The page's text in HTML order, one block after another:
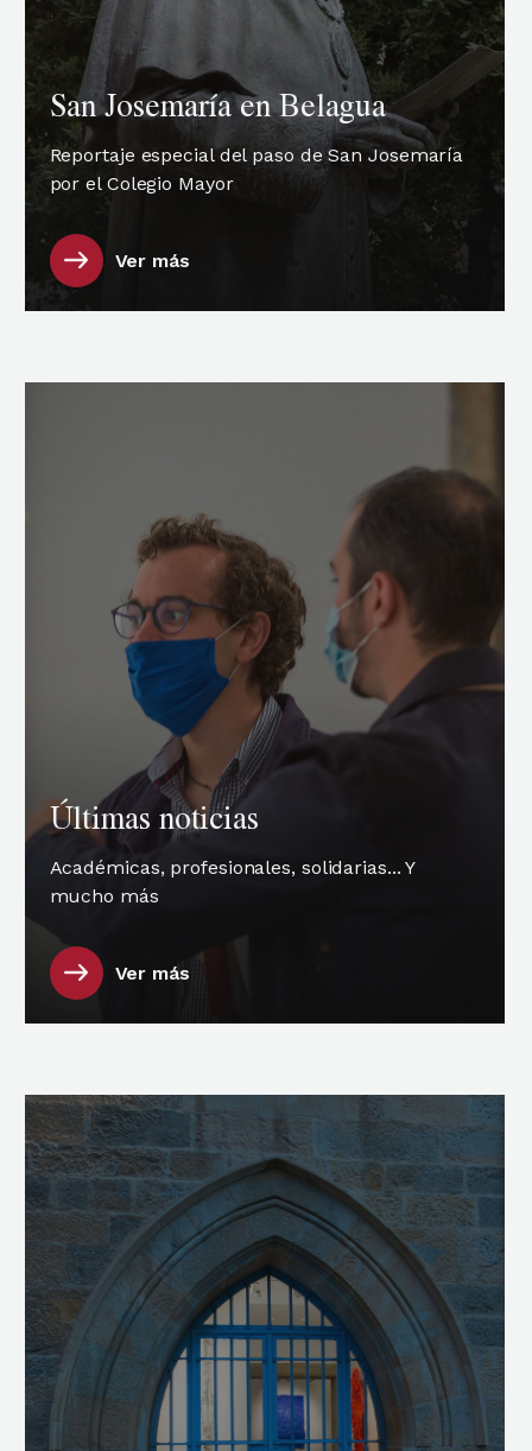
San Josemaría en Belagua
Reportaje especial del paso de San Josemaría
por el Colegio Mayor
Ver más
Últimas noticias
Académicas, profesionales, solidarias... Y
mucho más
Ver más